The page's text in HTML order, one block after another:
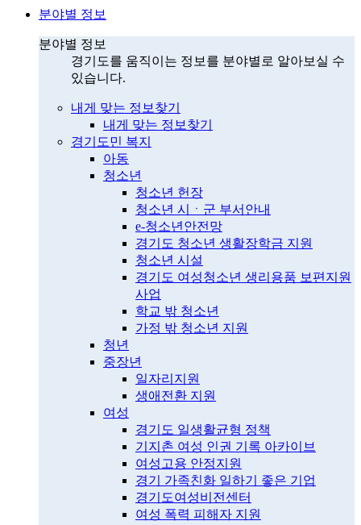
분야별 정보
분야별 정보
경기도를 움직이는 정보를 분야별로 알아보실 수
있습니다.
내게 맞는 정보찾기
내게 맞는 정보찾기
경기도민 복지
아동
청소년
청소년 헌장
청소년 시ㆍ군 부서안내
e-청소년안전망
경기도 청소년 생활장학금 지원
청소년 시설
경기도 여성청소년 생리용품 보편지원
사업
학교 밖 청소년
가정 밖 청소년 지원
청년
중장년
일자리지원
생애전환 지원
여성
경기도 일생활균형 정책
기지촌 여성 인권 기록 아카이브
여성고용 안정지원
경기 가족친화 일하기 좋은 기업
경기도여성비전센터
여성 폭력 피해자 지원